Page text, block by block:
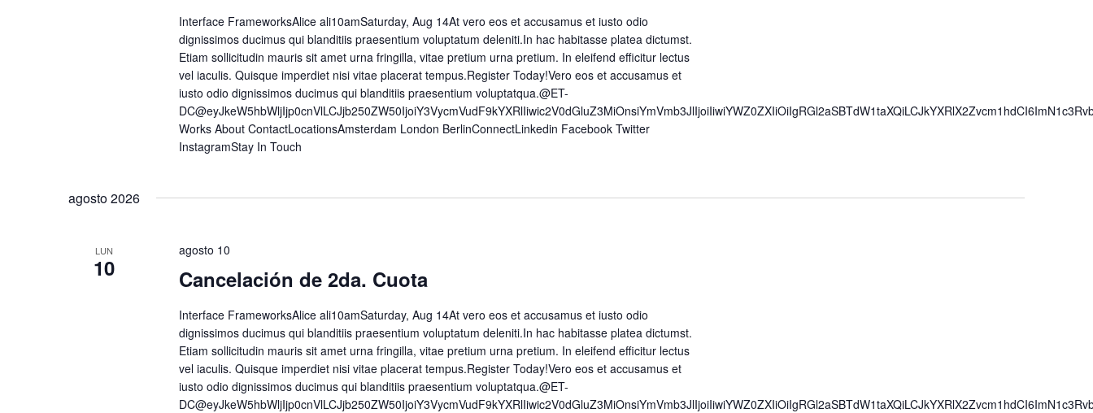
Interface FrameworksAlice ali10amSaturday, Aug 14At vero eos et accusamus et iusto odio
dignissimos ducimus qui blanditiis praesentium voluptatum deleniti.In hac habitasse platea dictumst.
Etiam sollicitudin mauris sit amet urna fringilla, vitae pretium urna pretium. In eleifend efficitur lectus
vel iaculis. Quisque imperdiet nisi vitae placerat tempus.Register Today!Vero eos et accusamus et
iusto odio dignissimos ducimus qui blanditiis praesentium voluptatqua.@ET-
Works About ContactLocationsAmsterdam London BerlinConnectLinkedin Facebook Twitter
InstagramStay In Touch
agosto 2026
LUN
10 Cancelación de 2da. Cuota
agosto 10
Interface FrameworksAlice ali10amSaturday, Aug 14At vero eos et accusamus et iusto odio
dignissimos ducimus qui blanditiis praesentium voluptatum deleniti.In hac habitasse platea dictumst.
Etiam sollicitudin mauris sit amet urna fringilla, vitae pretium urna pretium. In eleifend efficitur lectus
vel iaculis. Quisque imperdiet nisi vitae placerat tempus.Register Today!Vero eos et accusamus et
iusto odio dignissimos ducimus qui blanditiis praesentium voluptatqua.@ET-